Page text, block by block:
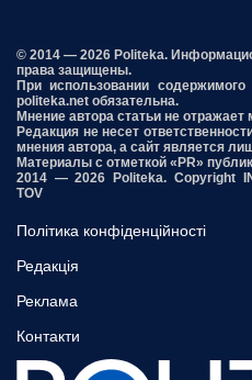
© 2014 — 2026 Politeka.
права защищены.
При использовании
politeka.net обязательна.
Мнение автора статьи не отражает
Редакция не несет
мнения автора, а сайт является
Материалы с отметкой «PR»
2014 — 2026 Politeka. Copyright
TOV
Політика конфіденційності
Редакція
Реклама
Контакти